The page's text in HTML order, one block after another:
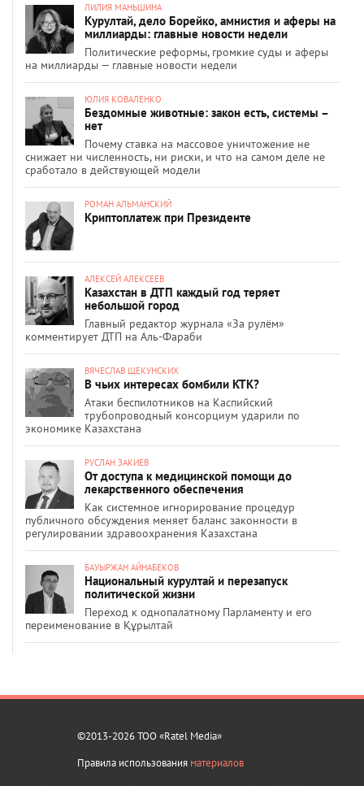
ЛИЛИЯ МАНЬШИНА
Курултай, дело Борейко, амнистия и аферы на
миллиарды: главные новости недели
Политические реформы, громкие суды и аферы
на миллиарды — главные новости недели
ЮЛИЯ КОВАЛЕНКО
Бездомные животные: закон есть, системы –
нет
Почему ставка на массовое уничтожение не
снижает ни численность, ни риски, и что на самом деле не
сработало в действующей модели
РОМАН АЛЬМАНСКИЙ
Криптоплатеж при Президенте
АЛЕКСЕЙ АЛЕКСЕЕВ
Казахстан в ДТП каждый год теряет
небольшой город
Главный редактор журнала «За рулём»
комментирует ДТП на Аль-Фараби
ВЯЧЕСЛАВ ЩЕКУНСКИХ
В чьих интересах бомбили КТК?
Атаки беспилотников на Каспийский
трубопроводный консорциум ударили по
экономике Казахстана
РУСЛАН ЗАКИЕВ
От доступа к медицинской помощи до
лекарственного обеспечения
Как системное игнорирование процедур
публичного обсуждения меняет баланс законности в
регулировании здравоохранения Казахстана
БАУЫРЖАН АЙНАБЕКОВ
Национальный курултай и перезапуск
политической жизни
Переход к однопалатному Парламенту и его
переименование в Құрылтай
©2013-2026 ТОО «Ratel Media»
Правила использования материалов